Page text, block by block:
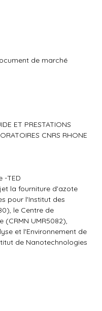
de marché
ET PRESTATIONS
CNRS RHONE
-TED
la fourniture d'azote
pour l'Institut des
le Centre de
(CRMN UMR5082),
et l'Environnement de
de Nanotechnologies